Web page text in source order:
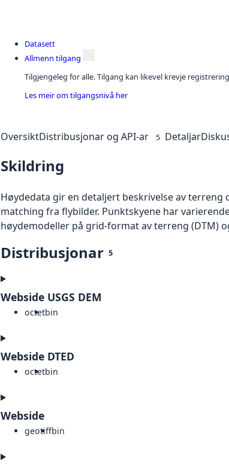
Datasett
Allmenn tilgang
Tilgjengeleg for alle. Tilgang kan likevel krevje
Les meir om tilgangsnivå her
OversiktDistribusjonar og API-ar 5 Detaljar
Skildring
Høydedata gir en detaljert beskrivelse av
matching fra flybilder. Punktskyene har
høydemodeller på grid-format av terreng (DTM)
Distribusjonar 5
Webside USGS DEM
octetbin
Webside DTED
octetbin
Webside
geotiffbin